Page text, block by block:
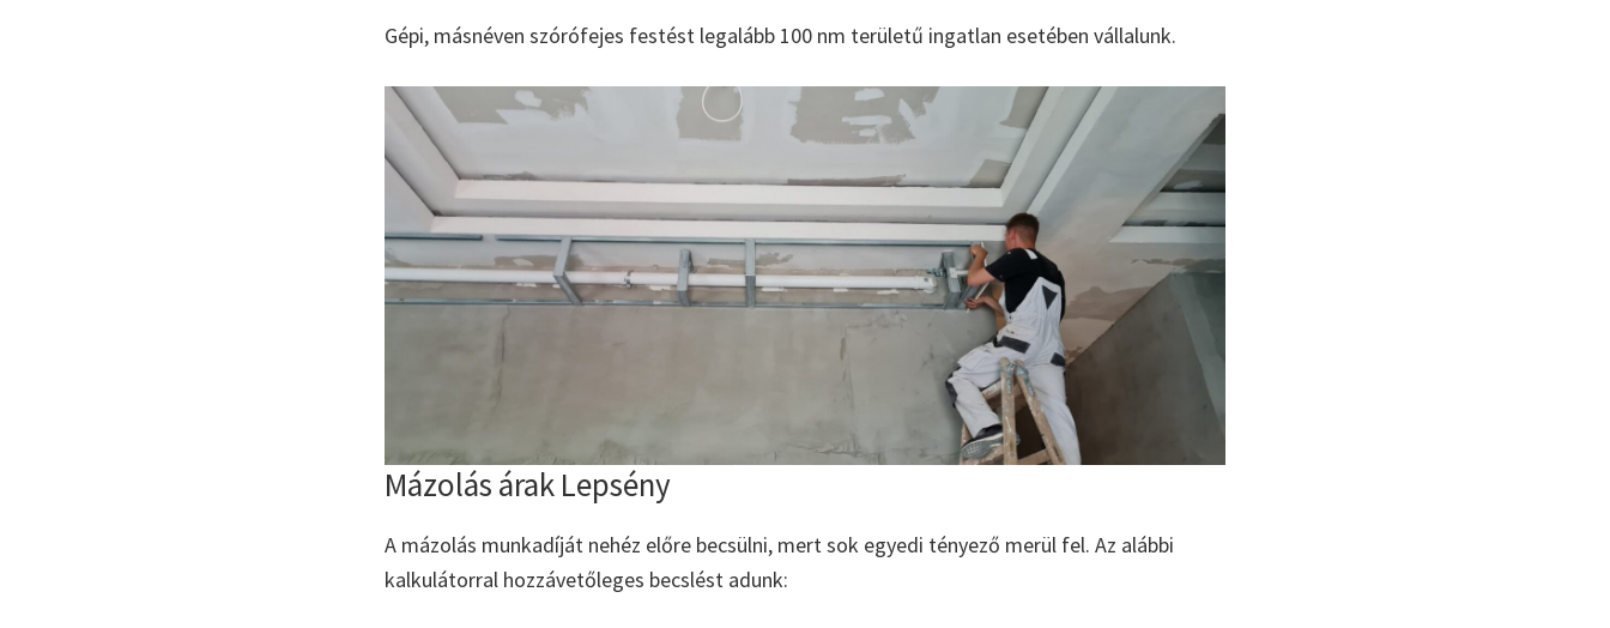
Gépi, másnéven szórófejes festést legalább 100 nm területű ingatlan esetében vállalunk.
Mázolás árak Lepsény
A mázolás munkadíját nehéz előre becsülni, mert sok egyedi tényező merül fel. Az alábbi
kalkulátorral hozzávetőleges becslést adunk: